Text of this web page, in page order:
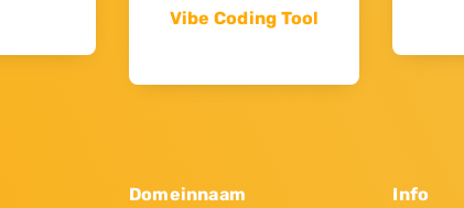
Vibe Coding Tool
Domeinnaam Info